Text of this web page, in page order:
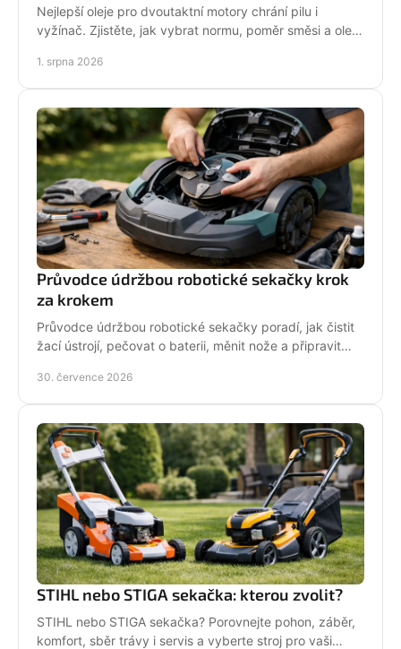
Nejlepší oleje pro dvoutaktní motory chrání pilu i
vyžínač. Zjistěte, jak vybrat normu, poměr směsi a olej
1. srpna 2026
Průvodce údržbou robotické sekačky krok
za krokem
Průvodce údržbou robotické sekačky poradí, jak čistit
žací ústrojí, pečovat o baterii, měnit nože a připravit
30. července 2026
STIHL nebo STIGA sekačka: kterou zvolit?
STIHL nebo STIGA sekačka? Porovnejte pohon, záběr,
komfort, sběr trávy i servis a vyberte stroj pro vaši